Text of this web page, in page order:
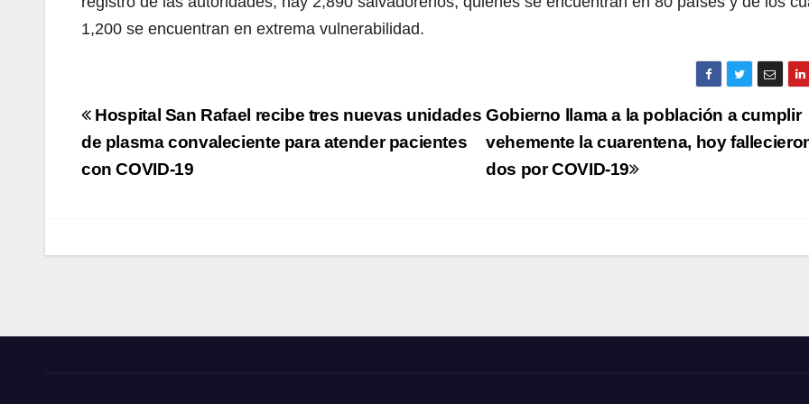
1,200 se encuentran en extrema vulnerabilidad.
Navegación
de
entradas
Gobierno llama a la población a cumplir
vehemente la cuarentena, hoy
dos por COVID-19
Hospital San Rafael recibe tres nuevas unidades
de plasma convaleciente para atender pacientes
con COVID-19